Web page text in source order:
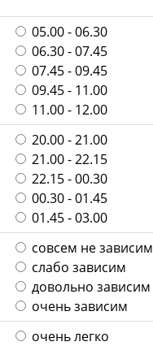
05.00 - 06.30
06.30 - 07.45
07.45 - 09.45
09.45 - 11.00
11.00 - 12.00
20.00 - 21.00
21.00 - 22.15
22.15 - 00.30
00.30 - 01.45
01.45 - 03.00
совсем не зависим
слабо зависим
довольно зависим
очень зависим
очень легко